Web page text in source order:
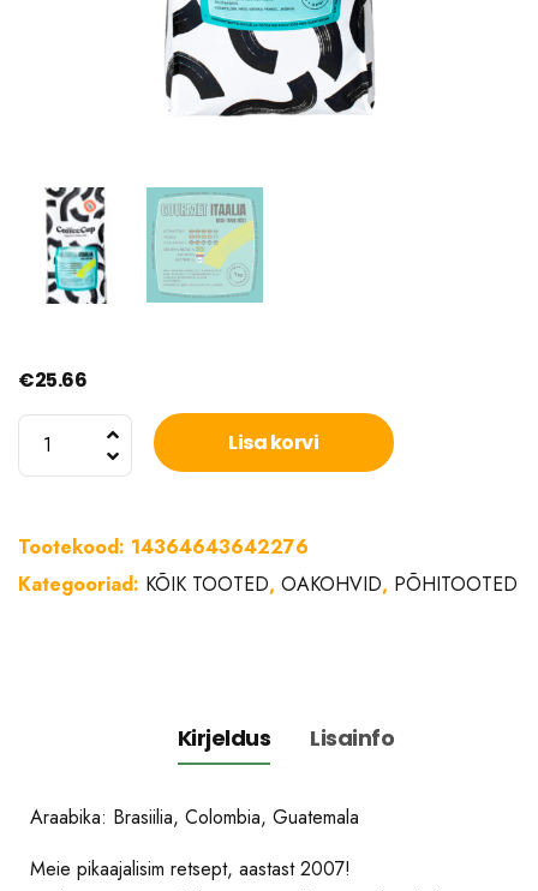
€25.66
(Itaalia)
röst
Lisa korvi
Tootekood: 14364643642276
Kategooriad: KÕIK TOOTED, OAKOHVID, PÕHITOOTED
Kirjeldus Lisainfo
Araabika: Brasiilia, Colombia, Guatemala
Meie pikaajalisim retsept, aastast 2007!